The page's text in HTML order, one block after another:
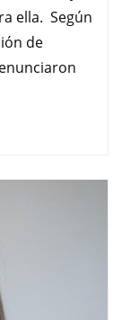
ella. Según
de